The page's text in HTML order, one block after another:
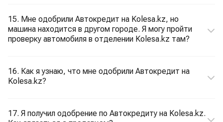
15. Мне одобрили Автокредит на Kolesa.kz, но
машина находится в другом городе. Я могу пройти
проверку автомобиля в отделении Kolesa.kz там?
16. Как я узнаю, что мне одобрили Автокредит на
Kolesa.kz?
17. Я получил одобрение по Автокредиту на Kolesa.kz.